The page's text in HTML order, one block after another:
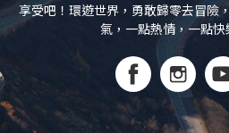
享受吧！環遊世界，勇敢歸零去冒險
氣，一點熱情，一點